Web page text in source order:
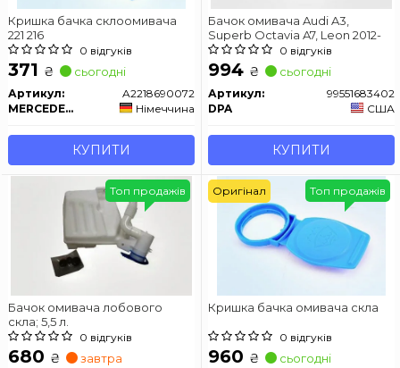
Кришка бачка склоомивача
221 216
0 відгуків
371 ₴ сьогодні
Артикул:
A2218690072
MERCEDES-BENZ
Німеччина
КУПИТИ
Бачок омивача Audi A3,
Superb Octavia A7, Leon 2012-
0 відгуків
994 ₴ сьогодні
Артикул:
99551683402
DPA
США
КУПИТИ
Бачок омивача лобового
скла; 5,5 л.
0 відгуків
680 ₴ завтра
Топ продажів
Кришка бачка омивача скла
0 відгуків
960 ₴ сьогодні
Топ продажів
Оригінал